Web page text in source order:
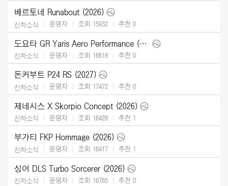
베르토네 Runabout (2026)
신차소식 운영자 조회 15932 추천 0
도요타 GR Yaris Aero Performance (2026)
신차소식 운영자 조회 16618 추천 0
돈커부트 P24 RS (2027)
신차소식 운영자 조회 17472 추천 0
제네시스 X Skorpio Concept (2026)
신차소식 운영자 조회 16428 추천 1
부가티 FKP Hommage (2026)
신차소식 운영자 조회 16417 추천 1
싱어 DLS Turbo Sorcerer (2026)
신차소식 운영자 조회 16765 추천 0